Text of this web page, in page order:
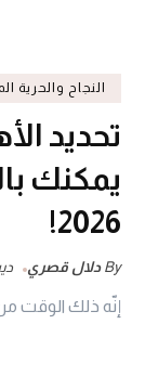
النجاح والحرية
تحديد
يمكنك
2026!
By دلال قصري
إنّه ذلك الوقت